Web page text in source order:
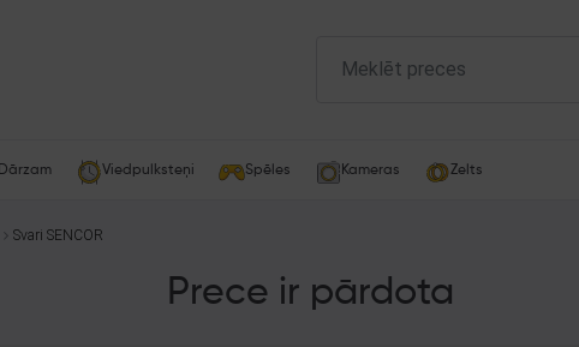
Dārzam Viedpulksteņi Spēles Kameras Zelts
Svari SENCOR
Prece ir pārdota